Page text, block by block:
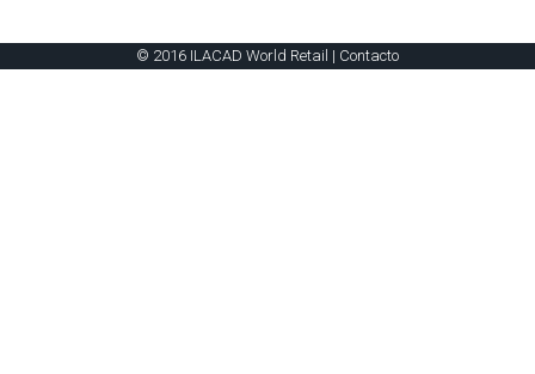
© 2016 ILACAD World Retail | Contacto